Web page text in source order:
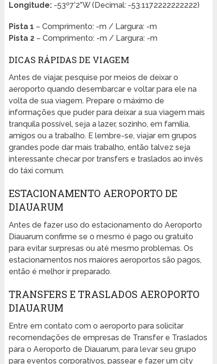
Longitude:-53º7’2”W (Decimal: -53.1172222222222)
Pista 1 – Comprimento: -m / Largura: -m
Pista 2– Comprimento: -m / Largura: -m
DICAS RÁPIDAS DE VIAGEM
Antes de viajar, pesquise por meios de deixar o
aeroporto quando desembarcar e voltar para ele na
volta de sua viagem. Prepare o máximo de
informações que puder para deixar a sua viagem mais
tranquila possível, seja a lazer, sozinho, em família,
amigos ou a trabalho. E lembre-se, viajar em grupos
grandes pode dar mais trabalho, então talvez seja
interessante checar por transfers e traslados ao invés
do táxi comum.
ESTACIONAMENTO AEROPORTO DE
DIAUARUM
Antes de fazer uso do estacionamento do Aeroporto
Diauarum confirme se o mesmo é pago ou gratuito
para evitar surpresas ou até mesmo problemas. Os
estacionamentos nos maiores aeroportos são pagos,
então é melhor ir preparado.
TRANSFERS E TRASLADOS AEROPORTO
DIAUARUM
Entre em contato com o aeroporto para solicitar
recomendações de empresas de Transfer e Traslados
para o Aeroporto de Diauarum, para levar seu grupo
para eventos corporativos, passear e fazer um city